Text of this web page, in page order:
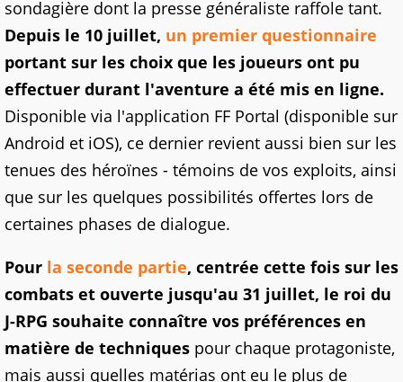
sondagière dont la presse généraliste raffole tant.
Depuis le 10 juillet, un premier questionnaire
portant sur les choix que les joueurs ont pu
effectuer durant l'aventure a été mis en ligne.
Disponible via l'application FF Portal (disponible sur
Android et iOS), ce dernier revient aussi bien sur les
tenues des héroïnes - témoins de vos exploits, ainsi
que sur les quelques possibilités offertes lors de
certaines phases de dialogue.
Pour la seconde partie, centrée cette fois sur les
combats et ouverte jusqu'au 31 juillet, le roi du
J-RPG souhaite connaître vos préférences en
matière de techniques pour chaque protagoniste,
mais aussi quelles matérias ont eu le plus de